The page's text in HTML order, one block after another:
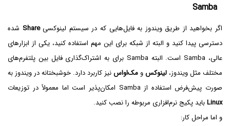
Samba
اگر بخواهید از طریق ویندوز به فایل‌هایی که در سیستم لینوکسیShare شده
دسترسی پیدا کنید و البته از شبکه برای این مهم استفاده کنید، یکی از ابزارهای
عالی، Samba است. البته Samba برای به اشتراک‌گذاری فایل بین پلتفرم‌های
مختلف مثل ویندوز، لینوکسو مک‌او‌اسنیز کاربرد دارد. خوشبختانه در ویندوز به
صورت پیش‌فرض استفاده از Samba امکان‌پذیر است اما معمولاً در توزیعات
Linuxباید پکیج نرم‌افزاری مربوطه را نصب کنید.
و اما مراحل کار: